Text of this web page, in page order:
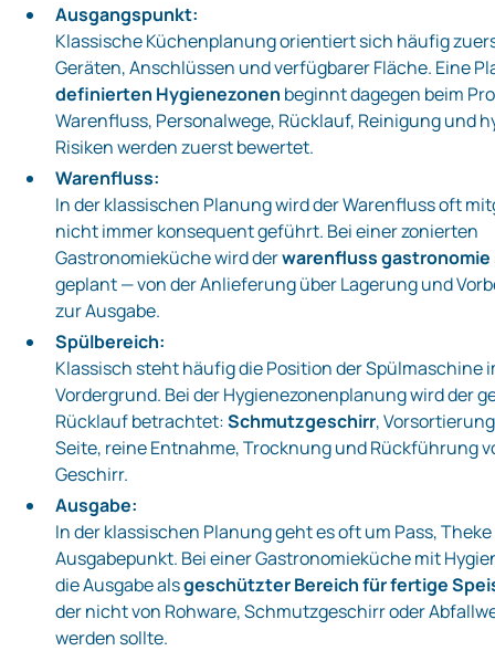
Ausgangspunkt:
Klassische Küchenplanung orientiert sich häufig
Geräten, Anschlüssen und verfügbarer Fläche. Eine
definierten Hygienezonen beginnt dagegen beim
Warenfluss, Personalwege, Rücklauf, Reinigung und
Risiken werden zuerst bewertet.
Warenfluss:
In der klassischen Planung wird der Warenfluss oft
nicht immer konsequent geführt. Bei einer zonierten
Gastronomieküche wird derwarenfluss gastronomie
geplant — von der Anlieferung über Lagerung und
zur Ausgabe.
Spülbereich:
Klassisch steht häufig die Position der Spülmaschine
Vordergrund. Bei der Hygienezonenplanung wird der
Rücklauf betrachtet:Schmutzgeschirr,
Seite, reine Entnahme, Trocknung und Rückführung
Geschirr.
Ausgabe:
In der klassischen Planung geht es oft um Pass,
Ausgabepunkt. Bei einer Gastronomieküche mit
die Ausgabe alsgeschützter Bereich für fertige
der nicht von Rohware, Schmutzgeschirr oder
werden sollte.